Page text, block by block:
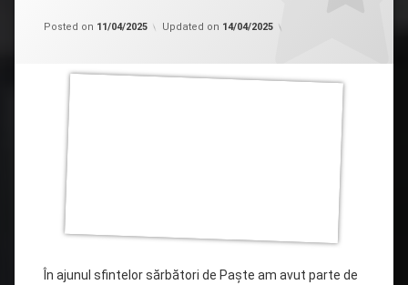
Posted on 11/04/2025 Updated on 14/04/2025
În ajunul sfintelor sărbători de Paște am avut parte de